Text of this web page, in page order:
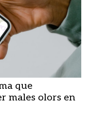
que
males olors en